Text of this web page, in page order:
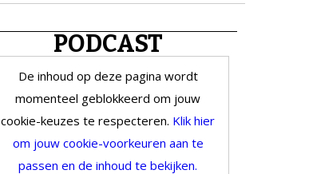
PODCAST
De inhoud op deze pagina wordt
momenteel geblokkeerd om jouw
cookie-keuzes te respecteren. Klik hier
om jouw cookie-voorkeuren aan te
passen en de inhoud te bekijken.